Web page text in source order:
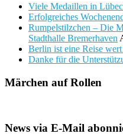
Viele Medaillen in
Erfolgreiches
Rumpelstilzchen – Die
Stadthalle Bremerhaven
Berlin ist eine Reise
Danke für die
Märchen auf Rollen
News via E-Mail